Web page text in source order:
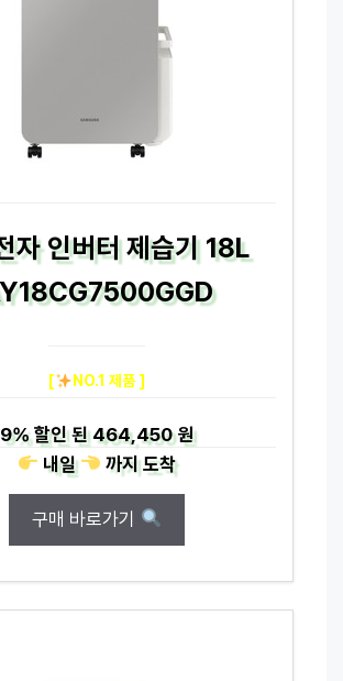
자 인버터 제습기 18L
[ NO.1 제품 ]
9%할인 된464,450 원
내일
까지도착
구매 바로가기